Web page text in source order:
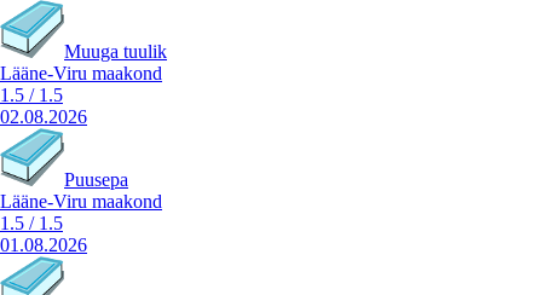
Muuga tuulik
Lääne-Viru maakond
1.5 / 1.5
02.08.2026
Puusepa
Lääne-Viru maakond
1.5 / 1.5
01.08.2026